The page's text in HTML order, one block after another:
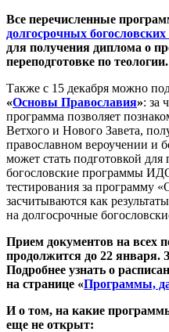
Все перечисленные
долгосрочных
для получения диплома о
переподготовке по теологии.
Также с 15 декабря можно
«Основы Православия»: за
программа позволяет
Ветхого и Нового Завета,
православном вероучении и
может стать подготовкой
богословские программы
тестирования за программу
засчитываются как
на долгосрочные
Прием документов на всех
продолжится до 22 января.
Подробнее узнать о
на странице «Программы,
И о том, на какие
еще не открыт: